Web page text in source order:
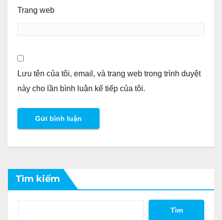
Trang web
Lưu tên của tôi, email, và trang web trong trình duyệt
này cho lần bình luận kế tiếp của tôi.
Tìm kiếm
Tìm